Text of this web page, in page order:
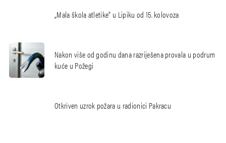
„Mala škola atletike“ u Lipiku od 15. kolovoza
Nakon više od godinu dana razriješena provala u podrum
kuće u Požegi
Otkriven uzrok požara u radionici Pakracu